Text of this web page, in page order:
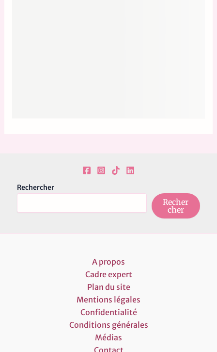
Rechercher
Recher
cher
A propos
Cadre expert
Plan du site
Mentions légales
Confidentialité
Conditions générales
Médias
Contact